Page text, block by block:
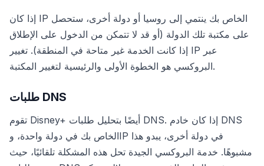
إذا كان IP الخاص بك ينتمي إلى روسيا أو دولة أخرى، ستحصل
على مكتبة تلك الدولة (أو قد لا تتمكن من الدخول على الإطلاق
إذا كانت الخدمة غير متاحة في المنطقة). تغيير IP عبر
البروكسي هو الخطوة الأولى والرئيسية لتغيير المكتبة.
طلبات DNS
تقوم Disney+ أيضًا بتحليل طلبات DNS. إذا كان خادم DNS
الخاص بك في دولة واحدة، وIP في دولة أخرى، يبدو هذا
مشبوهًا. خدمة البروكسي الجيدة تحل هذه المشكلة تلقائيًا، حيث